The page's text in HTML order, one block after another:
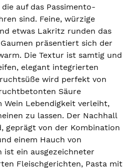
auf das Passimento-
sind. Feine, würzige
etwas Lakritz runden das
präsentiert sich der
Die Textur ist samtig und
elegant integrierten
wird perfekt von
Säure
Wein Lebendigkeit verleiht,
zu lassen. Der Nachhall
geprägt von der Kombination
einem Hauch von
ist ein ausgezeichneter
Fleischgerichten, Pasta mit